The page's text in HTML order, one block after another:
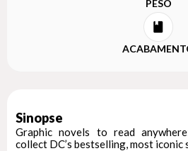
PESO
Sinopse
Graphic novels to read
collect DC’s bestselling, most iconic